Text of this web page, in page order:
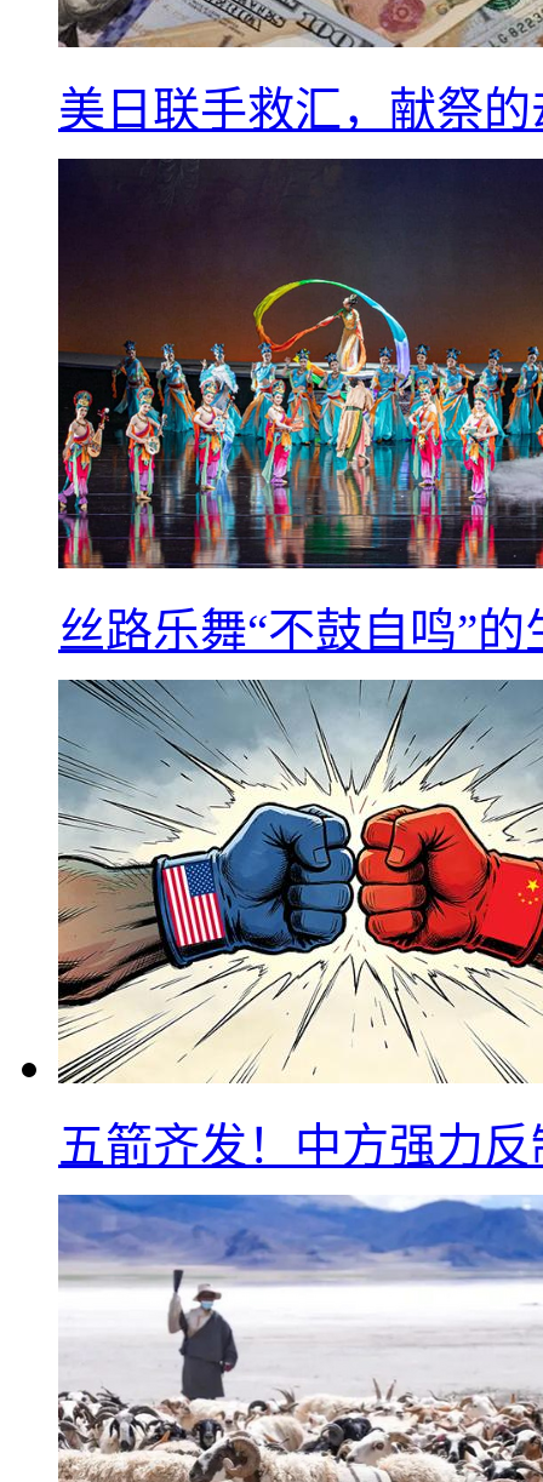
美日联手救汇，献祭
丝路乐舞“不鼓自鸣”
五箭齐发！中方强力